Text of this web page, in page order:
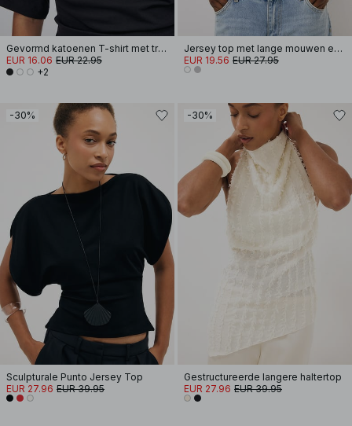
Gevormd katoenen T-shirt met trechterhals
EUR 16.06 EUR 22.95
+2
Jersey top met lange mouwen en afgeronde zoom
EUR 19.56 EUR 27.95
-30%
Sculpturale Punto Jersey Top
EUR 27.96 EUR 39.95
-30%
Gestructureerde langere haltertop
EUR 27.96 EUR 39.95